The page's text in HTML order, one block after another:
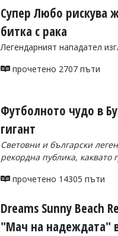
Супер Любо рискува
битка с рака
Легендарният нападател
прочетено 2707 пъти
Футболното чудо в
гигант
Световни и български
рекордна публика, каквато
прочетено 14305 пъти
Dreams Sunny Beach
"Мач на надеждата"